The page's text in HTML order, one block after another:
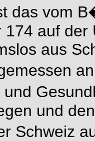
das vom
174 auf
aus
und
und
Schweiz